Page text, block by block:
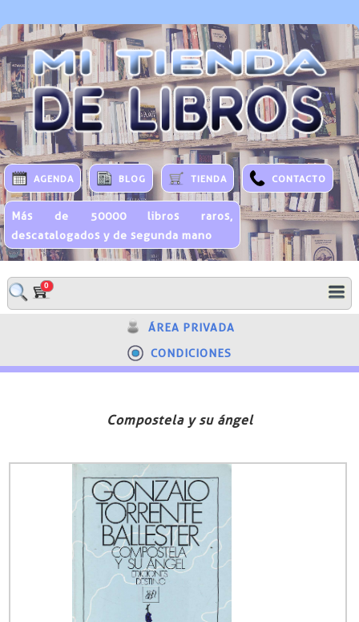
AGENDA BLOG TIENDA CONTACTO
Más de 50000 libros raros,
descatalogados y de segunda mano
0
ÁREA PRIVADA
CONDICIONES
Compostela y su ángel